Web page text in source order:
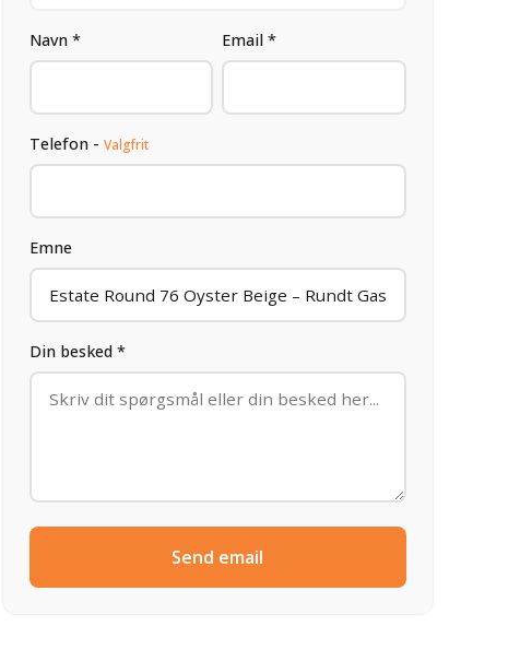
Navn * Email *
Telefon - Valgfrit
Emne
Din besked *
Send email